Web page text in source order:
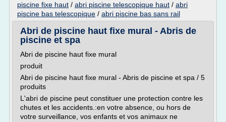
piscine fixe haut / abri piscine telescopique haut / abri
piscine bas telescopique / abri piscine bas sans rail
Abri de piscine haut fixe mural - Abris de
piscine et spa
Abri de piscine haut fixe mural
produit
Abri de piscine haut fixe mural - Abris de piscine et spa / 5
produits
L'abri de piscine peut constituer une protection contre les
chutes et les accidents.:en votre absence, ou hors de
votre surveillance, vos enfants et vos animaux ne